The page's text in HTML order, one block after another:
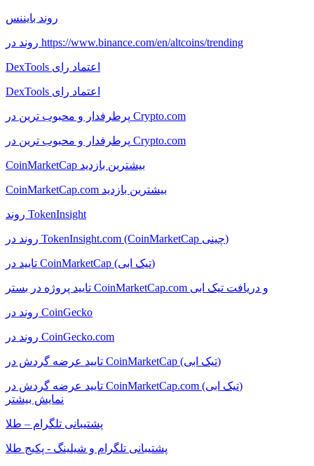
روند بایننس
روند در https://www.binance.com/en/altcoins/trending
DexTools اعتماد رای
DexTools اعتماد رای
پرطرفدار و محبوب ترین در Crypto.com
پرطرفدار و محبوب ترین در Crypto.com
CoinMarketCap بیشترین بازدید
CoinMarketCap.com بیشترین بازدید
روند TokenInsight
روند در TokenInsight.com (CoinMarketCap چینی)
تایید در CoinMarketCap (تیک ابی)
تایید پروژه در بستر CoinMarketCap.com و دریافت تیک ابی
روند در CoinGecko
روند در CoinGecko.com
تایید عرضه گردش در CoinMarketCap (تیک ابی)
تایید عرضه گردش در CoinMarketCap.com (تیک ابی)
نمایش بیشتر
پشتیبانی تلگرام – طلا
پشتیبانی تلگرام و شیلینگ - پکیج طلا